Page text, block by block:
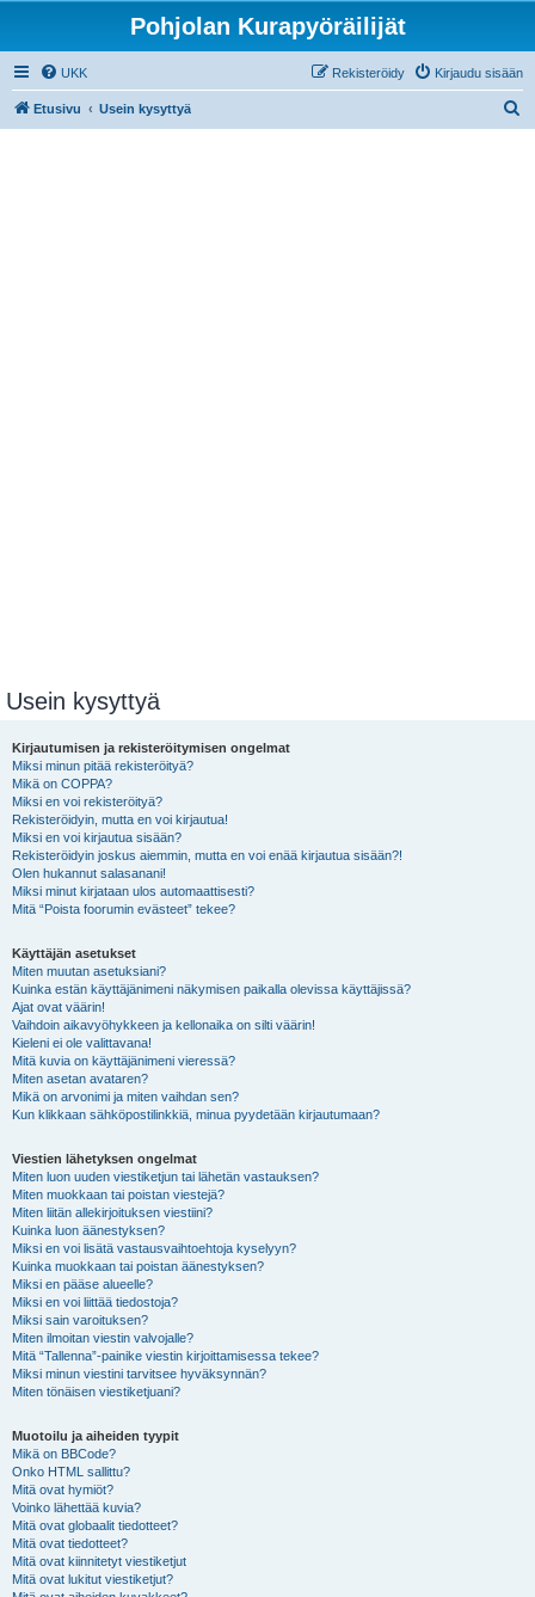
Pohjolan Kurapyöräilijät
UKK Kirjaudu sisään
Rekisteröidy
Etusivu Usein kysyttyä
Usein kysyttyä
Kirjautumisen ja rekisteröitymisen ongelmat
Miksi minun pitää rekisteröityä?
Mikä on COPPA?
Miksi en voi rekisteröityä?
Rekisteröidyin, mutta en voi kirjautua!
Miksi en voi kirjautua sisään?
Rekisteröidyin joskus aiemmin, mutta en voi enää kirjautua sisään?!
Olen hukannut salasanani!
Miksi minut kirjataan ulos automaattisesti?
Mitä “Poista foorumin evästeet” tekee?
Käyttäjän asetukset
Miten muutan asetuksiani?
Kuinka estän käyttäjänimeni näkymisen paikalla olevissa käyttäjissä?
Ajat ovat väärin!
Vaihdoin aikavyöhykkeen ja kellonaika on silti väärin!
Kieleni ei ole valittavana!
Mitä kuvia on käyttäjänimeni vieressä?
Miten asetan avataren?
Mikä on arvonimi ja miten vaihdan sen?
Kun klikkaan sähköpostilinkkiä, minua pyydetään kirjautumaan?
Viestien lähetyksen ongelmat
Miten luon uuden viestiketjun tai lähetän vastauksen?
Miten muokkaan tai poistan viestejä?
Miten liitän allekirjoituksen viestiini?
Kuinka luon äänestyksen?
Miksi en voi lisätä vastausvaihtoehtoja kyselyyn?
Kuinka muokkaan tai poistan äänestyksen?
Miksi en pääse alueelle?
Miksi en voi liittää tiedostoja?
Miksi sain varoituksen?
Miten ilmoitan viestin valvojalle?
Mitä “Tallenna”-painike viestin kirjoittamisessa tekee?
Miksi minun viestini tarvitsee hyväksynnän?
Miten tönäisen viestiketjuani?
Muotoilu ja aiheiden tyypit
Mikä on BBCode?
Onko HTML sallittu?
Mitä ovat hymiöt?
Voinko lähettää kuvia?
Mitä ovat globaalit tiedotteet?
Mitä ovat tiedotteet?
Mitä ovat kiinnitetyt viestiketjut
Mitä ovat lukitut viestiketjut?